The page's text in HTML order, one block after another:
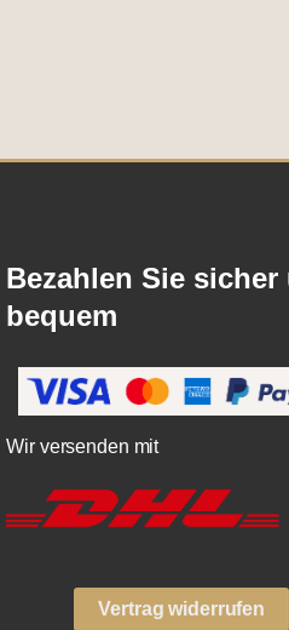
Bezahlen Sie sicher
bequem
Wir versenden mit
Vertrag widerrufen